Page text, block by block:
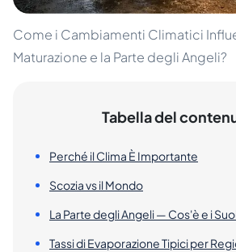
Come i Cambiamenti Climatici
Maturazione e la Parte degli Angeli?
Tabella del
Perché il Clima È Importante
Scozia vs il Mondo
La Parte degli Angeli — Cos'è e i
Tassi di Evaporazione Tipici per